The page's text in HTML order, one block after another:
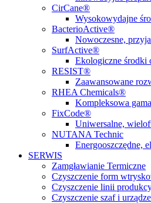
CirCane®
Wysokowydajne
BacterioActive®
Nowoczesne,
SurfActive®
Ekologiczne środki
RESIST®
Zaawansowane
RHEA Chemicals®
Kompleksowa
FixCode®
Uniwersalne,
NUTANA Technic
Energooszczędne,
SERWIS
Zamgławianie Termiczne
Czyszczenie form
Czyszczenie linii
Czyszczenie szaf i